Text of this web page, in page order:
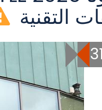
التقنية